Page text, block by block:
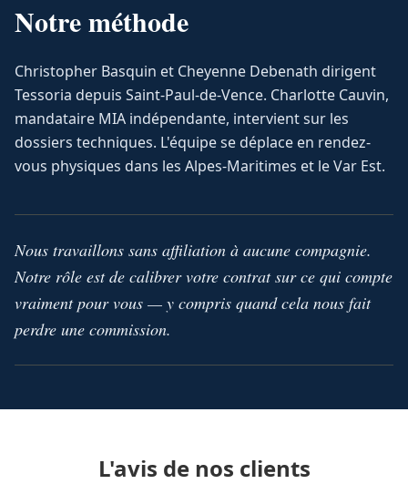
Notre méthode
Christopher Basquin et Cheyenne Debenath dirigent
Tessoria depuis Saint-Paul-de-Vence. Charlotte Cauvin,
mandataire MIA indépendante, intervient sur les
dossiers techniques. L'équipe se déplace en rendez-
vous physiques dans les Alpes-Maritimes et le Var Est.
Nous travaillons sans affiliation à aucune compagnie.
Notre rôle est de calibrer votre contrat sur ce qui compte
vraiment pour vous — y compris quand cela nous fait
perdre une commission.
L'avis de nos clients